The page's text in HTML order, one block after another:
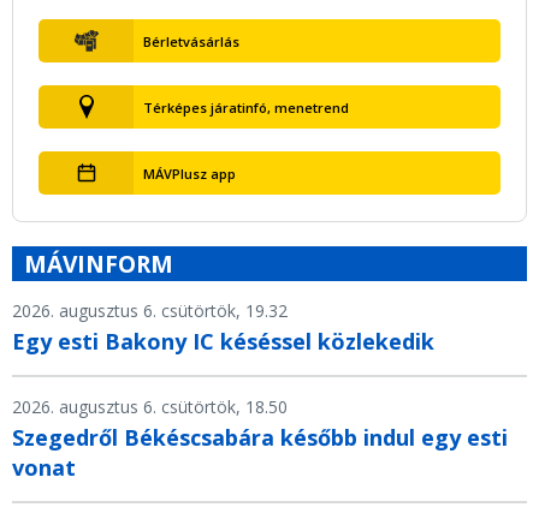
Bérletvásárlás
Térképes járatinfó, menetrend
MÁVPlusz app
MÁVINFORM
2026. augusztus 6. csütörtök, 19.32
Egy esti Bakony IC késéssel közlekedik
2026. augusztus 6. csütörtök, 18.50
Szegedről Békéscsabára később indul egy esti
vonat